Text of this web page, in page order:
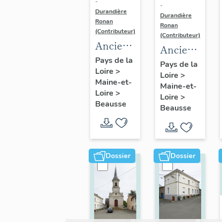
Durandière
Ronan
(Contributeur)
Ancien
presbytère,
actuellement
bibliothèque
et
maison
commune
de
loisirs
Pays de la
Loire >
Maine-et-
Loire >
Beausse
-
Durandière
Ronan
(Contributeur)
Ancien
moulin
à farine
puis
ferme
de
l'Épinay
Pays de la
Loire >
Maine-et-
Loire >
Beausse
Dossier Dossier